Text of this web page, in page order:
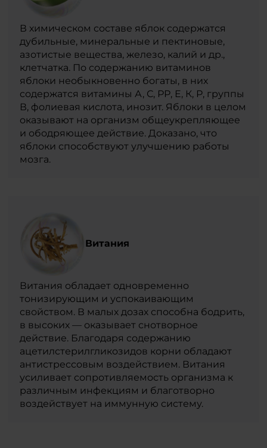
В химическом составе яблок содержатся
дубильные, минеральные и пектиновые,
азотистые вещества, железо, калий и др.,
клетчатка. По содержанию витаминов
яблоки необыкновенно богаты, в них
содержатся витамины А, С, РР, Е, К, Р, группы
В, фолиевая кислота, инозит. Яблоки в целом
оказывают на организм общеукрепляющее
и ободряющее действие. Доказано, что
яблоки способствуют улучшению работы
мозга.
Витания
Витания обладает одновременно
тонизирующим и успокаивающим
свойством. В малых дозах способна бодрить,
в высоких — оказывает снотворное
действие. Благодаря содержанию
ацетилстерилгликозидов корни обладают
антистрессовым воздействием. Витания
усиливает сопротивляемость организма к
различным инфекциям и благотворно
воздействует на иммунную систему.